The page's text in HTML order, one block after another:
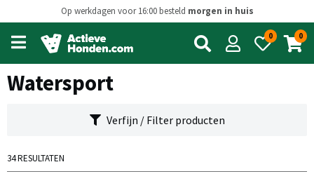
Op werkdagen voor 16:00 besteld morgen in huis
Open
main
menu
0 0
Watersport
Verfijn / Filter producten
34 RESULTATEN